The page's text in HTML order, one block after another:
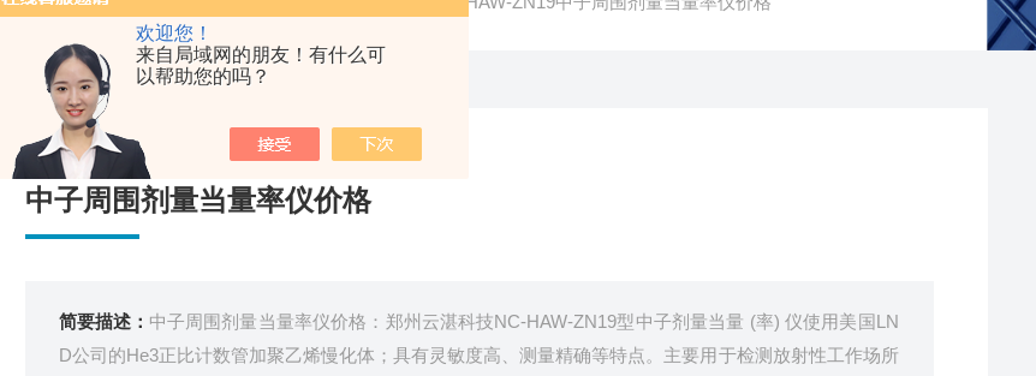
欢迎您！
来自局域网的朋友！有什么可
以帮助您的吗？
中子周围剂量当量率仪价格
简要描述： 中子周围剂量当量率仪价格：郑州云湛科技NC-HAW-ZN19型中子剂量当量 (率) 仪使用美国LN
D公司的He3正比计数管加聚乙烯慢化体；具有灵敏度高、测量精确等特点。主要用于检测放射性工作场所